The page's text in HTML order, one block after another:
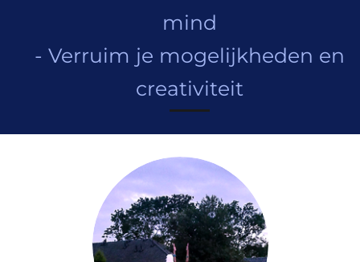
mind
- Verruim je mogelijkheden en
creativiteit